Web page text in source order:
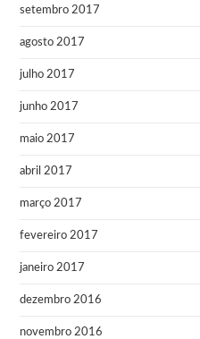
setembro 2017
agosto 2017
julho 2017
junho 2017
maio 2017
abril 2017
março 2017
fevereiro 2017
janeiro 2017
dezembro 2016
novembro 2016